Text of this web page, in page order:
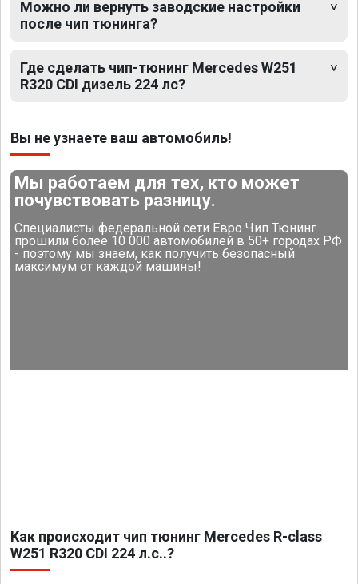
Можно ли вернуть заводские настройки
после чип тюнинга?
Где сделать чип-тюнинг Mercedes W251
R320 CDI дизель 224 лс?
Вы не узнаете ваш автомобиль!
Мы работаем для тех, кто может
почувствовать разницу.
Специалисты федеральной сети Евро Чип Тюнинг
прошили более 10 000 автомобилей в 50+ городах РФ
- поэтому мы знаем, как получить безопасный
максимум от каждой машины!
Как происходит чип тюнинг Mercedes R-class
W251 R320 CDI 224 л.с..?